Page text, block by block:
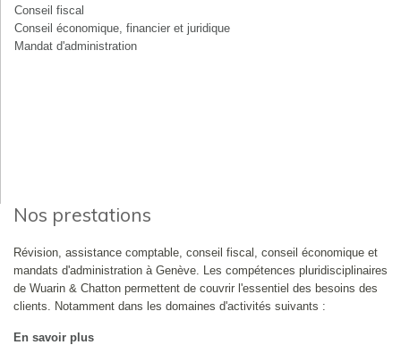
Conseil fiscal
Conseil économique, financier et juridique
Mandat d'administration
Nos prestations
Révision, assistance comptable, conseil fiscal, conseil économique et
mandats d'administration à Genève. Les compétences pluridisciplinaires
de Wuarin & Chatton permettent de couvrir l'essentiel des besoins des
clients. Notamment dans les domaines d'activités suivants :
En savoir plus